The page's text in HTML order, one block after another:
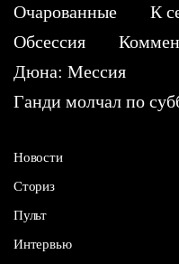
Очарованные
К
Обсессия
Дюна: Мессия
Ганди молчал по
Новости
Сториз
Пульт
Интервью